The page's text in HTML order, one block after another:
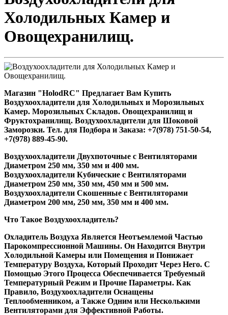
Холодильных Камер и
Овощехранилищ.
Магазин "HolodRC" Предлагает Вам Купить
Воздухоохладители для Холодильных и Морозильных
Камер. Морозильных Складов. Овощехранилищ и
Фруктохранилищ. Воздухоохладители для Шоковой
Заморозки. Тел. для Подбора и Заказа: +7(978) 751-50-54,
+7(978) 889-45-90.
Воздухоохладители Двухпоточные с Вентиляторами
Диаметром 250 мм, 350 мм и 400 мм.
Воздухоохладители Кубические с Вентиляторами
Диаметром 250 мм, 350 мм, 450 мм и 500 мм.
Воздухоохладители Скошенные с Вентиляторами
Диаметром 200 мм, 250 мм, 350 мм и 400 мм.
Что Такое Воздухоохладитель?
Охладитель Воздуха Является Неотъемлемой Частью
Парокомпрессионной Машины. Он Находится Внутри
Холодильной Камеры или Помещения и Понижает
Температуру Воздуха, Который Проходит Через Него. С
Помощью Этого Процесса Обеспечивается Требуемый
Температурный Режим и Прочие Параметры. Как
Правило, Воздухоохладители Оснащены
Теплообменником, а Также Одним или Несколькими
Вентиляторами для Эффективной Работы.